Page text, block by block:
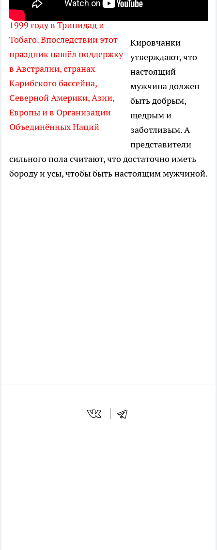
Впервые его отметили в
1999 году в Тринидад и
Тобаго. Впоследствии этот
праздник нашёл поддержку
в Австралии, странах
Карибского бассейна,
Северной Америки, Азии,
Европы и в Организации
Объединённых Наций
Кировчанки
утверждают, что
настоящий
мужчина должен
быть добрым,
щедрым и
заботливым. А
представители
сильного пола считают, что достаточно иметь
бороду и усы, чтобы быть настоящим мужчиной.